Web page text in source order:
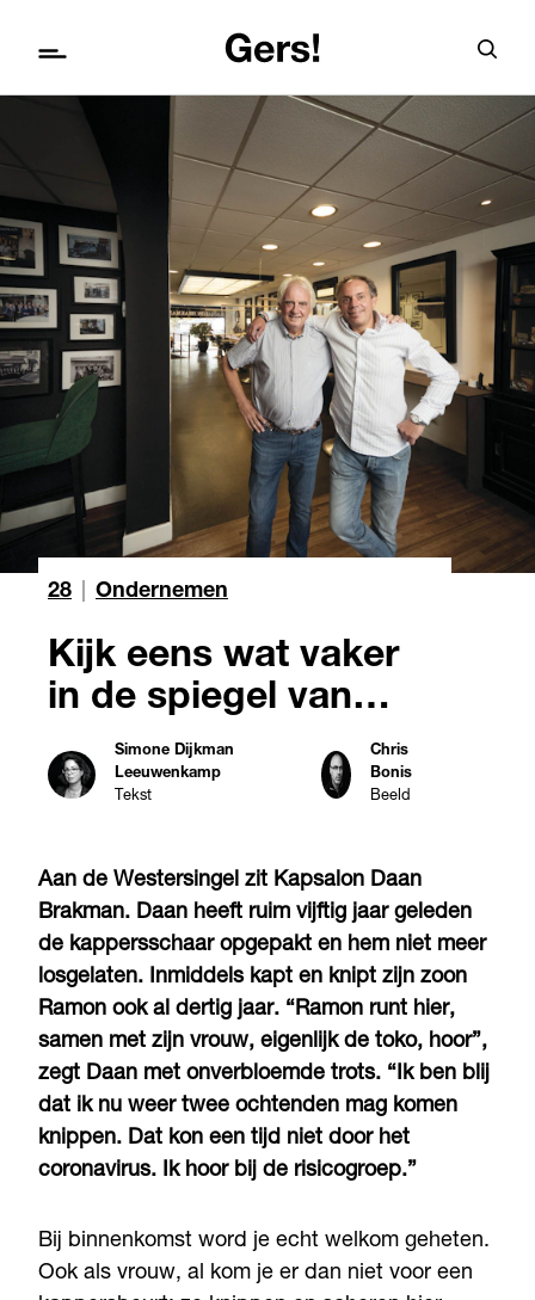
28 Ondernemen
Kijk eens wat vaker
in de spiegel van…
Simone Dijkman
Leeuwenkamp
Tekst
Chris
Bonis
Beeld
Aan de Westersingel zit Kapsalon Daan
Brakman. Daan heeft ruim vijftig jaar geleden
de kappersschaar opgepakt en hem niet meer
losgelaten. Inmiddels kapt en knipt zijn zoon
Ramon ook al dertig jaar. “Ramon runt hier,
samen met zijn vrouw, eigenlijk de toko, hoor”,
zegt Daan met onverbloemde trots. “Ik ben blij
dat ik nu weer twee ochtenden mag komen
knippen. Dat kon een tijd niet door het
coronavirus. Ik hoor bij de risicogroep.”
Bij binnenkomst word je echt welkom geheten.
Ook als vrouw, al kom je er dan niet voor een